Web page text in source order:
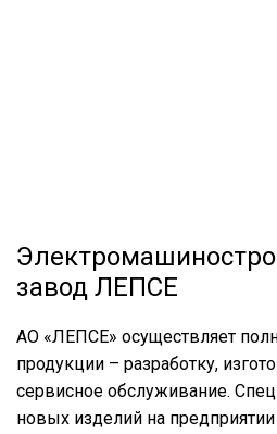
завод ЛЕПСЕ
АО «ЛЕПСЕ» осуществляет
продукции – разработку,
сервисное обслуживание.
новых изделий на